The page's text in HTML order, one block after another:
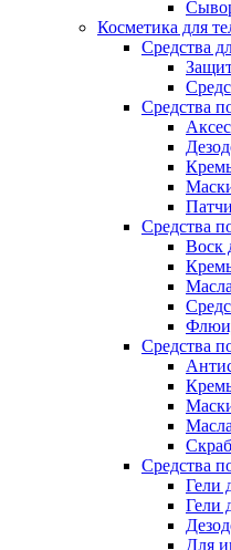
Косметика для
Средства
Средства
Средства
Воск
Средства
Средства
Гели
Гели
Для